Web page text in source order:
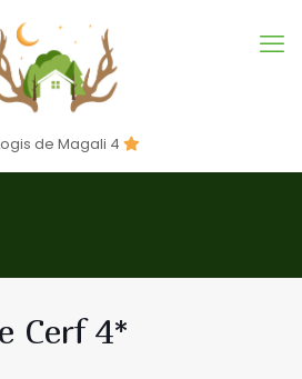
de Magali 4
Cerf 4*